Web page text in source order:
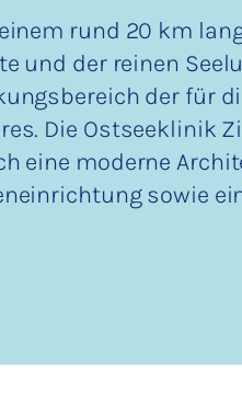
rund 20 km
und der reinen
der für
Die Ostseeklinik
eine moderne
sowie